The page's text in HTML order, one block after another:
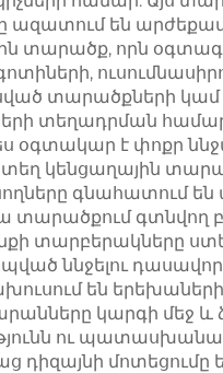
ազատում են
տարածք, որն
տարածքների կամ
տեղադրման
օգտակար է փոքր
կենցաղային
գնահատում
տարածքում գտնվող
տարբերակները
ննջելու
են
կարգի մեջ և
ու
դիզայնի մոտեցումը